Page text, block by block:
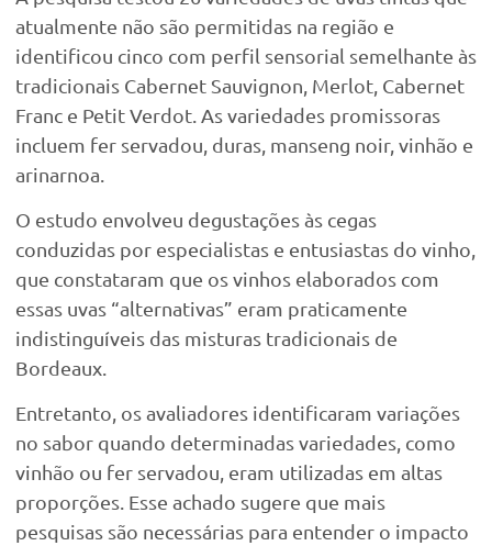
atualmente não são permitidas na região e
identificou cinco com perfil sensorial semelhante às
tradicionais Cabernet Sauvignon, Merlot, Cabernet
Franc e Petit Verdot. As variedades promissoras
incluem fer servadou, duras, manseng noir, vinhão e
arinarnoa.
O estudo envolveu degustações às cegas
conduzidas por especialistas e entusiastas do vinho,
que constataram que os vinhos elaborados com
essas uvas “alternativas” eram praticamente
indistinguíveis das misturas tradicionais de
Bordeaux.
Entretanto, os avaliadores identificaram variações
no sabor quando determinadas variedades, como
vinhão ou fer servadou, eram utilizadas em altas
proporções. Esse achado sugere que mais
pesquisas são necessárias para entender o impacto